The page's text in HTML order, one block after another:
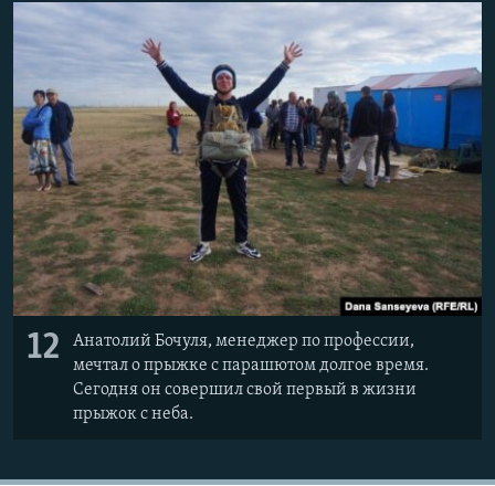
12
Анатолий Бочуля, менеджер по профессии,
мечтал о прыжке с парашютом долгое время.
Сегодня он совершил свой первый в жизни
прыжок с неба.